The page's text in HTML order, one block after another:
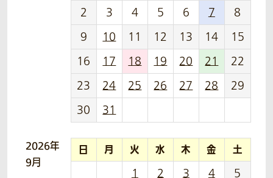
2
3 4 5 6 7
8
9
10 11 12 13 14
15
16
17 18 19 20 21
22
23
24 25 26 27 28
29
30
31
2026年
9月
日 月 火 水 木 金 土
1 2 3 4
5